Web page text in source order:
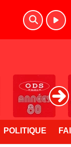
POLITIQUE